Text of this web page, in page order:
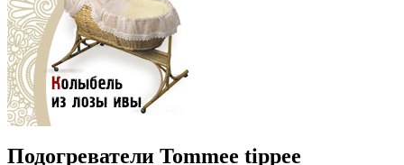
Подогреватели Tommee tippee